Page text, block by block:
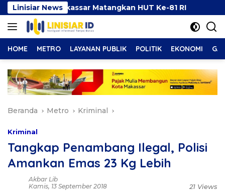
Langsung
ke
konten
Linisiar News
Makassar Matangkan HUT Ke-81 RI Aliyah
HOME METRO LAYANAN PUBLIK POLITIK EKONOMI
Beranda Metro Kriminal
Kriminal
Tangkap Penambang Ilegal, Polisi
Amankan Emas 23 Kg Lebih
Akbar Lib
Kamis, 13 September 2018
21 Views